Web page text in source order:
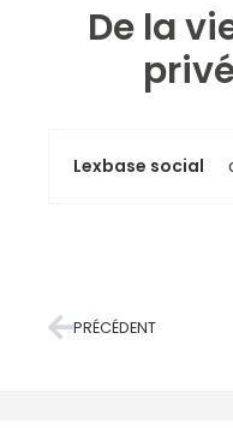
De la
Lexbase social
PRÉCÉDENT